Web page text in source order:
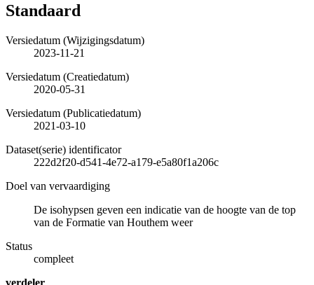
Standaard
Versiedatum (Wijzigingsdatum)
2023-11-21
Versiedatum (Creatiedatum)
2020-05-31
Versiedatum (Publicatiedatum)
2021-03-10
Dataset(serie) identificator
222d2f20-d541-4e72-a179-e5a80f1a206c
Doel van vervaardiging
De isohypsen geven een indicatie van de hoogte van de top
van de Formatie van Houthem weer
Status
compleet
verdeler